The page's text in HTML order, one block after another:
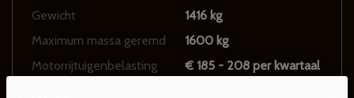
Gewicht
1416 kg
Maximum massa geremd
1600 kg
Motorrijtuigenbelasting
€ 185 - 208 per kwartaal